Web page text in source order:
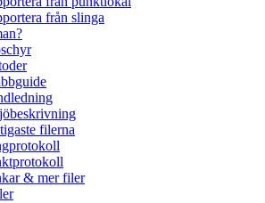
från slinga
filerna
& mer filer